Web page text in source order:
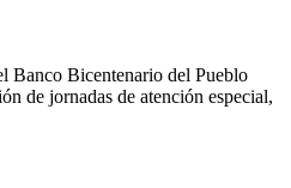
Banco Bicentenario del Pueblo
de jornadas de atención especial,